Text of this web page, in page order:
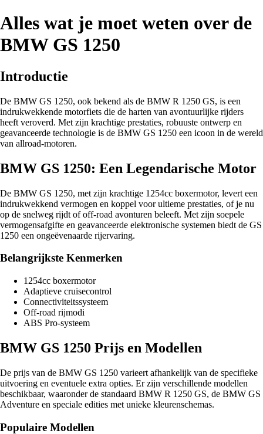
Alles wat je moet weten over de
BMW GS 1250
Introductie
De BMW GS 1250, ook bekend als de BMW R 1250 GS, is een
indrukwekkende motorfiets die de harten van avontuurlijke rijders
heeft veroverd. Met zijn krachtige prestaties, robuuste ontwerp en
geavanceerde technologie is de BMW GS 1250 een icoon in de wereld
van allroad-motoren.
BMW GS 1250: Een Legendarische Motor
De BMW GS 1250, met zijn krachtige 1254cc boxermotor, levert een
indrukwekkend vermogen en koppel voor ultieme prestaties, of je nu
op de snelweg rijdt of off-road avonturen beleeft. Met zijn soepele
vermogensafgifte en geavanceerde elektronische systemen biedt de GS
1250 een ongeëvenaarde rijervaring.
Belangrijkste Kenmerken
1254cc boxermotor
Adaptieve cruisecontrol
Connectiviteitssysteem
Off-road rijmodi
ABS Pro-systeem
BMW GS 1250 Prijs en Modellen
De prijs van de BMW GS 1250 varieert afhankelijk van de specifieke
uitvoering en eventuele extra opties. Er zijn verschillende modellen
beschikbaar, waaronder de standaard BMW R 1250 GS, de BMW GS
Adventure en speciale edities met unieke kleurenschemas.
Populaire Modellen